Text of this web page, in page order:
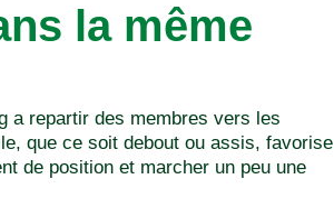
la même
a repartir des membres vers les
que ce soit debout ou assis, favorise
de position et marcher un peu une